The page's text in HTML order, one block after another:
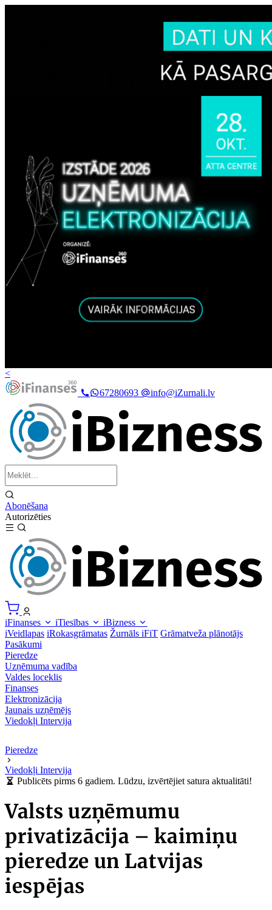
<
67280693
info@iZurnali.lv
Abonēšana
Autorizēties
iFinanses iTiesības
iBizness
iVeidlapas iRokasgrāmatas Žurnāls iFiT Grāmatveža plānotājs
Pasākumi
Pieredze
Uzņēmuma vadība
Valdes loceklis
Finanses
Elektronizācija
Jaunais uzņēmējs
Viedokļi Intervija
Pieredze
Viedokļi Intervija
Publicēts pirms 6 gadiem. Lūdzu, izvērtējiet satura aktualitāti!
Valsts uzņēmumu
privatizācija – kaimiņu
pieredze un Latvijas
iespējas